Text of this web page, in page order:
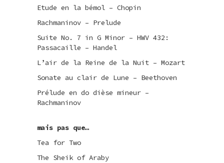
Etude en la bémol – Chopin
Rachmaninov – Prelude
Suite No. 7 in G Minor – HWV 432:
Passacaille – Handel
L’air de la Reine de la Nuit – Mozart
Sonate au clair de Lune – Beethoven
Prélude en do dièse mineur –
Rachmaninov
mais pas que…
Tea for Two
The Sheik of Araby